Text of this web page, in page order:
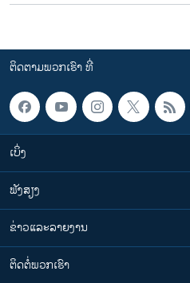
ຕິດຕາມພວກເຮົາ ທີ່
ເບິ່ງ
ຟັງສຽງ
ຂ່າວແລະລາຍງານ
ຕິດຕໍ່ພວກເຮົາ